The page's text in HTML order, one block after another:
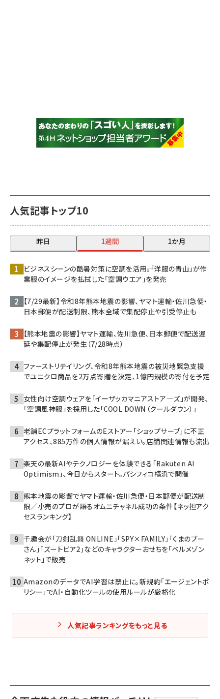
人気記事トップ10
昨日 1週間 1か月
ビジネスシーンの酷暑対策に空調を活用――。「洋服の青山」が作
業服のイメージを払拭した「空調ウエア」を発売
【7/29最新】令和8年熊本地震の影響、ヤマト運輸・佐川急便・
日本郵便が配送制限、熊本全域で集配停止や引受停止も
【熊本地震の影響】ヤマト運輸、佐川急便、日本郵便で配送遅
延や集配停止が発生（7/28時点）
ファーストリテイリング、令和8年熊本地震の被災地緊急支援
でユニクロ商品を2万点寄贈を決定、1億円規模の寄付を予定
女性向け空調ウェアを「イーザッカマニアストア―ズ」が開発、
「空調風神服」を採用した「COOL DOWN（クールダウン）」
老舗ECプラットフォームのEストアー「ショップサーブ」に不正
アクセス、885万件の個人情報が漏えい。店舗関連情報も流出
楽天の最新AIやテクノロジーを体験できる「Rakuten AI
Optimism」、今日からスタート。パシフィコ横浜で開催
熊本地震の影響でヤマト運輸・佐川急便・日本郵便が配送制
限／小売のプロが語るオムニチャネル成功の条件【ネッ担アク
セスランキング】
千趣会が「刀剣乱舞 ONLINE」「SPY×FAMILY」「くまのプー
さん」「ズートピア2」などのキャラクターおせちを「ベルメゾン
ネット」で販売
AmazonのデータでAI学習は禁止に。新規約「エージェントポ
リシー」でAI・自動化ツールの使用ルールが厳格化
人気記事ランキングをもっと見る